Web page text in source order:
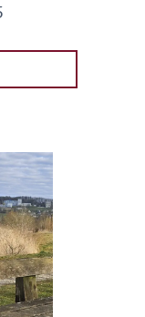
recueilli par